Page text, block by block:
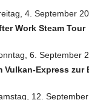
4. September
Work Steam Tour
6. September
Vulkan-Express zur
12.